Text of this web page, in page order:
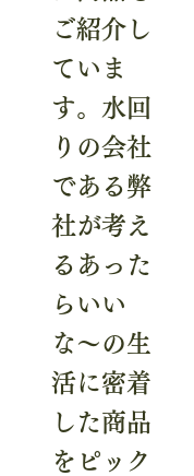
ご紹介し
ていま
す。水回
りの会社
である弊
社が考え
るあった
らいい
な〜の生
活に密着
した商品
をピック